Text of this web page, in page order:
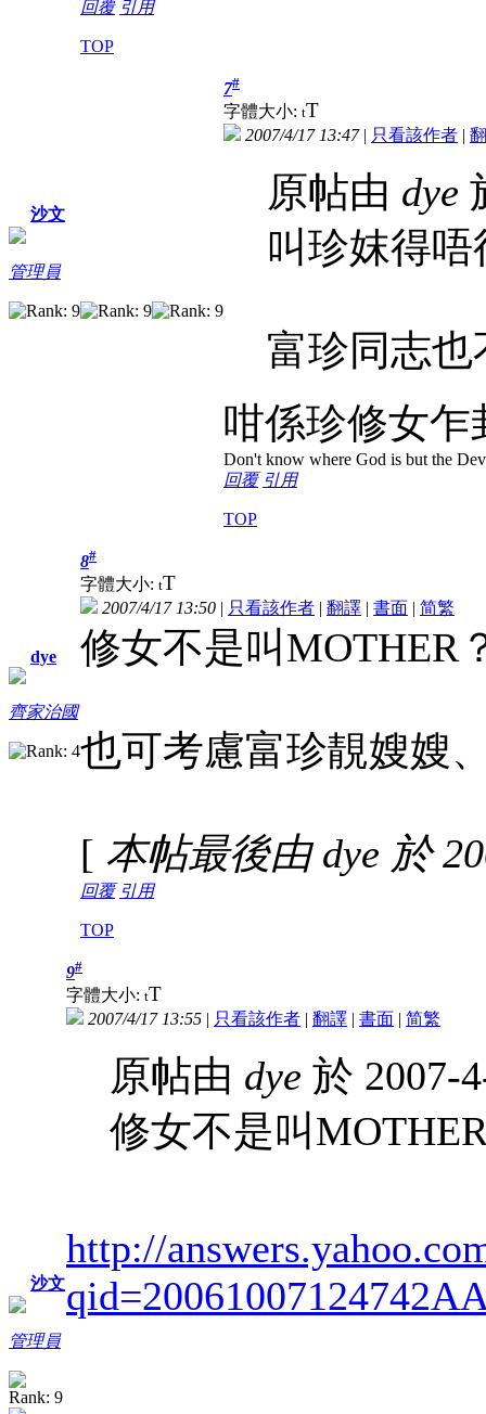
回覆 引用
TOP
沙文
管理員
7#
字體大小: tT
2007/4/17 13:47| 只看該作者 |
原帖由 dye
叫珍妺得唔
富珍同志也
咁係珍修女乍
Don't know where God is but the
回覆 引用
TOP
dye
齊家治國
8#
字體大小: tT
2007/4/17 13:50 | 只看該作者 | 翻譯 | 書面 | 简繁
修女不是叫MOTHER
也可考慮富珍靚嫂
[ 本帖最後由 dye 於
回覆 引用
TOP
沙文
管理員
9#
字體大小: tT
2007/4/17 13:55 | 只看該作者 | 翻譯 | 書面 | 简繁
原帖由 dye 於 2007-
修女不是叫
http://